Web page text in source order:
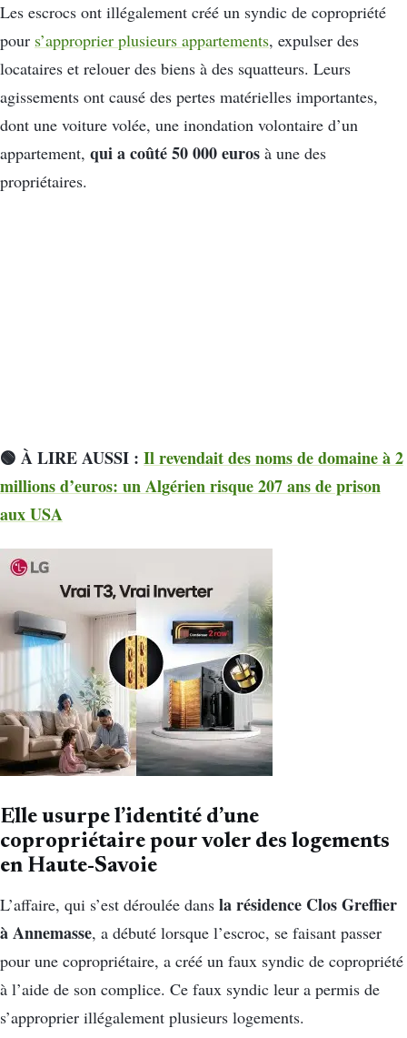
Les escrocs ont illégalement créé un syndic de copropriété
pour s’approprier plusieurs appartements, expulser des
locataires et relouer des biens à des squatteurs. Leurs
agissements ont causé des pertes matérielles importantes,
dont une voiture volée, une inondation volontaire d’un
appartement, qui a coûté 50 000 euros à une des
propriétaires.
🟢 À LIRE AUSSI : Il revendait des noms de domaine à 2
millions d’euros: un Algérien risque 207 ans de prison
aux USA
Elle usurpe l’identité d’une
copropriétaire pour voler des logements
en Haute-Savoie
L’affaire, qui s’est déroulée dans la résidence Clos Greffier
à Annemasse, a débuté lorsque l’escroc, se faisant passer
pour une copropriétaire, a créé un faux syndic de copropriété
à l’aide de son complice. Ce faux syndic leur a permis de
s’approprier illégalement plusieurs logements.